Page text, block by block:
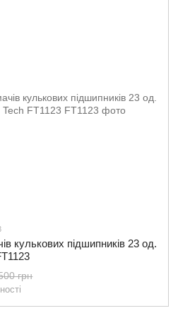
кулькових підшипників 23 од.
грн